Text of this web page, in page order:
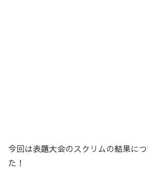
今回は表題大会のスクリムの結果に
た！